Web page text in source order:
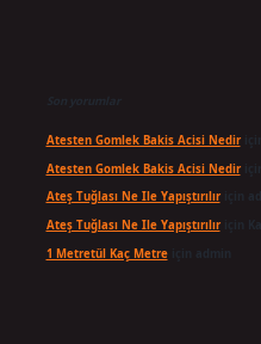
Son yorumlar
Atesten Gomlek Bakis Acisi Nediriçin
Atesten Gomlek Bakis Acisi Nediriçin
Ateş Tuğlası Ne Ile Yapıştırılıriçin
Ateş Tuğlası Ne Ile Yapıştırılıriçin
1 Metretül Kaç Metreiçin